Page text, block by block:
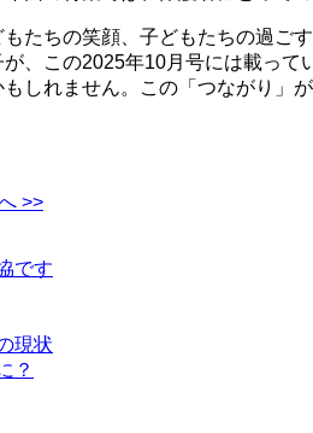
たちの笑顔、子どもたちの過ご
が、この2025年10月号には載って
しれません。この「つながり」
>>